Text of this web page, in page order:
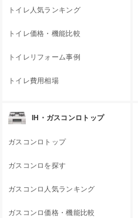
トイレ人気ランキング
トイレ価格・機能比較
トイレリフォーム事例
トイレ費用相場
IH・ガスコンロトップ
ガスコンロトップ
ガスコンロを探す
ガスコンロ人気ランキング
ガスコンロ価格・機能比較